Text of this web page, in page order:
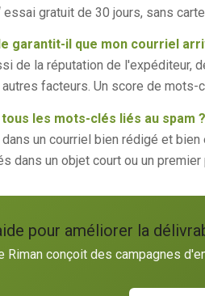
gratuit de 30 jours, sans carte
garantit-il que mon courriel
de la réputation de
facteurs. Un score de
les mots-clés liés au spam ?
un courriel bien rédigé et
dans un objet court ou un premier
pour améliorer la
Riman conçoit des campagnes